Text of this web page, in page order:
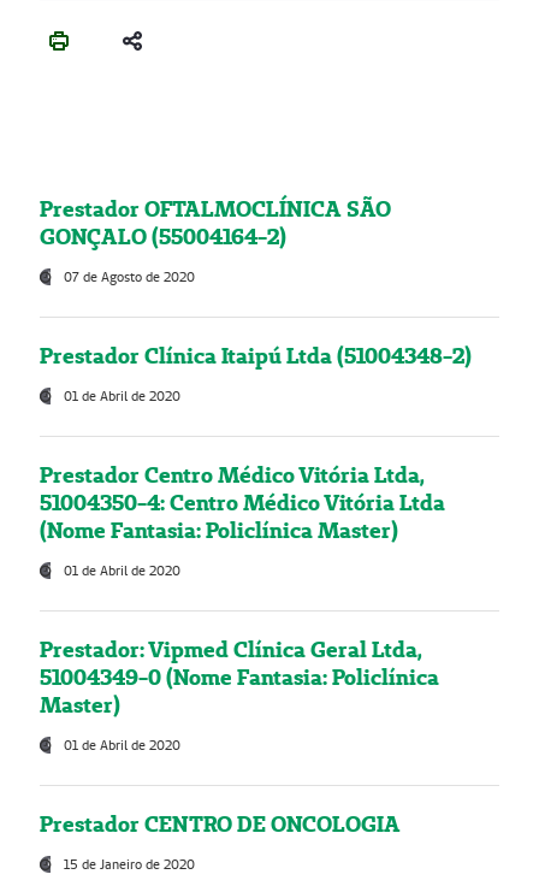
Prestador OFTALMOCLÍNICA SÃO
GONÇALO (55004164-2)
07 de Agosto de 2020
Prestador Clínica Itaipú Ltda (51004348-2)
01 de Abril de 2020
Prestador Centro Médico Vitória Ltda,
51004350-4: Centro Médico Vitória Ltda
(Nome Fantasia: Policlínica Master)
01 de Abril de 2020
Prestador: Vipmed Clínica Geral Ltda,
51004349-0 (Nome Fantasia: Policlínica
Master)
01 de Abril de 2020
Prestador CENTRO DE ONCOLOGIA
15 de Janeiro de 2020